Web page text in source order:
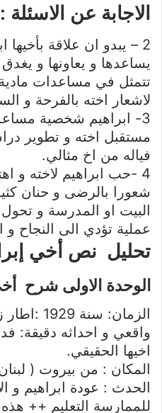
الاجابة عن الاسئلة :
2 – يبدو ان علاقة بأخيها
يساعدها و يعاونها و
تتمثل في مساعدات مادية
لاشعار اخته بالفرحة و
3- ابراهيم شخصية
مستقبل اخته و تطوير
فياله من اخ مثالي.
4 -حب ابراهيم لاخته و
شعورا بالرضى و حنان
البيت او المدرسة و
عملية تؤدي الى النجاح
تحليل نص أخي
الوحدة الاولى شرح
الزمان:
واقعي و احداثه دقيقة:
اخيها الحقيقي.
المكان : من بيروت (
الحدث : عودة ابراهيم و
للممارسة التعليم ++